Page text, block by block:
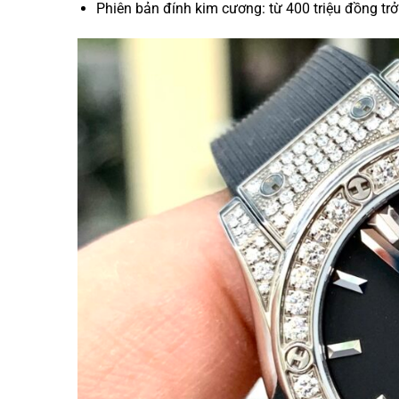
Phiên bản đính kim cương: từ 400 triệu đồng